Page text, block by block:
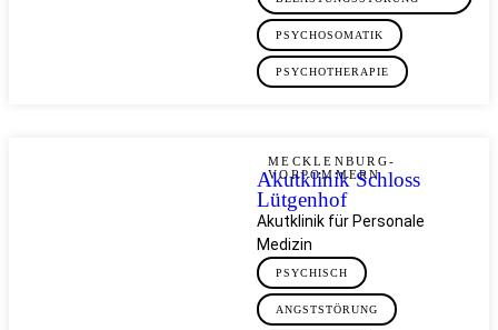
PSYCHOSOMATIK
PSYCHOTHERAPIE
MECKLENBURG-
VORPOMMERN
Akutklinik Schloss
Lütgenhof
Akutklinik für Personale
Medizin
PSYCHISCH
ANGSTSTÖRUNG